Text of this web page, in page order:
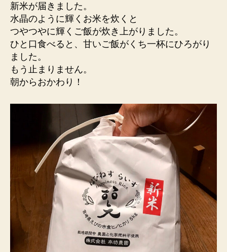
新米が届きました。
水晶のように輝くお米を炊くと
つやつやに輝くご飯が炊き上がりました。
ひと口食べると、甘いご飯がくち一杯にひろがり
ました。
もう止まりません。
朝からおかわり！